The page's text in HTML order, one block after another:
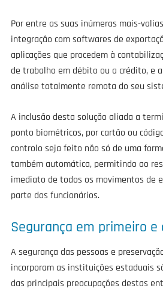
Por entre as suas inúmeras mais-
integração com softwares de
aplicações que procedem à
de trabalho em débito ou a crédito, e
análise totalmente remota do seu
A inclusão desta solução aliada a
ponto biométricos, por cartão ou
controlo seja feito não só de uma
também automática, permitindo ao
imediato de todos os movimentos de
parte dos funcionários.
Segurança em primeiro
A segurança das pessoas e
incorporam as instituições estaduais
das principais preocupações destas